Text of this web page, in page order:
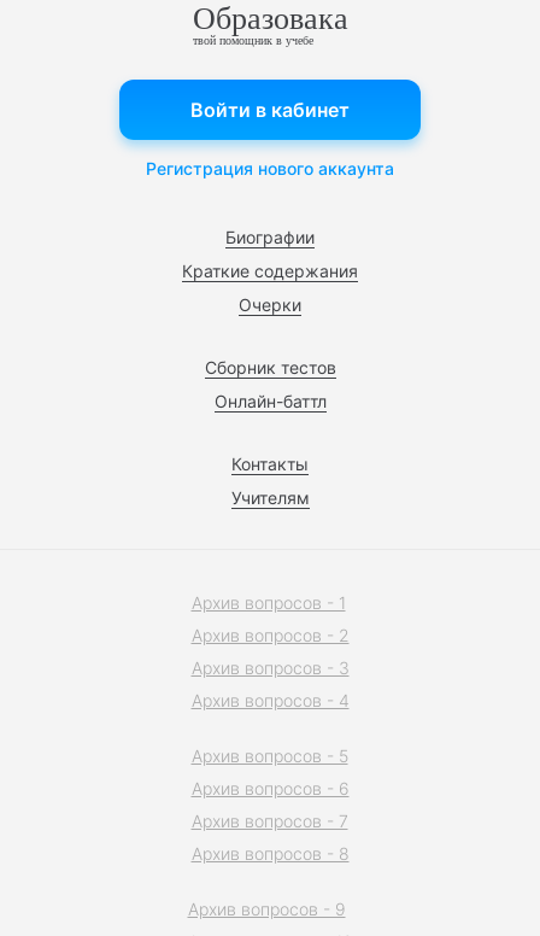
Образовака
твой помощник в учебе
Биографии
Краткие содержания
Очерки
Сборник тестов
Онлайн-баттл
Контакты
Учителям
Войти в кабинет
Регистрация нового аккаунта
Архив вопросов - 1
Архив вопросов - 2
Архив вопросов - 3
Архив вопросов - 4
Архив вопросов - 5
Архив вопросов - 6
Архив вопросов - 7
Архив вопросов - 8
Архив вопросов - 9